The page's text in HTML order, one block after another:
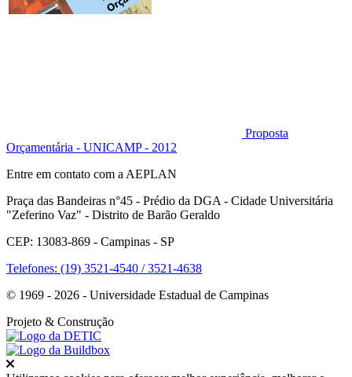
Proposta
Orçamentária - UNICAMP - 2012
Entre em contato com a AEPLAN
Praça das Bandeiras n°45 - Prédio da DGA - Cidade Universitária
"Zeferino Vaz" - Distrito de Barão Geraldo
CEP: 13083-869 - Campinas - SP
Telefones: (19) 3521-4540 / 3521-4638
© 1969 - 2026 - Universidade Estadual de Campinas
Projeto & Construção
Fechar